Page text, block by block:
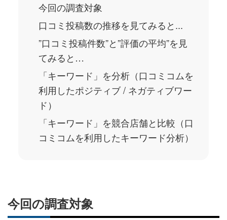
今回の調査対象
口コミ投稿数の推移を見てみると...
”口コミ投稿件数”と”評価の平均”を見
てみると…
「キーワード」を分析（口コミコムを
利用したポジティブ / ネガティブワー
ド）
「キーワード」を競合店舗と比較（口
コミコムを利用したキーワード分析）
今回の調査対象